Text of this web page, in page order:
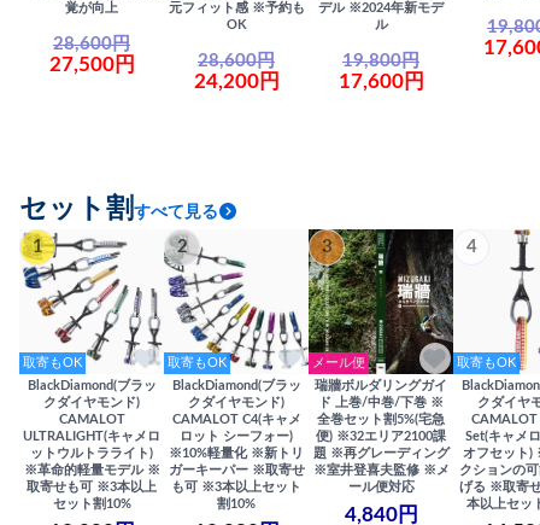
覚が向上
28,600円
27,500円
元フィット感 ※予約も
OK
28,600円
24,200円
デル ※2024年新モデ
ル
19,800円
17,600円
セット割 すべて見る
1
取寄もOK
BlackDiamond(ブラッ
クダイヤモンド)
CAMALOT
ULTRALIGHT(キャメロ
ットウルトラライト)
※革命的軽量モデル ※
取寄せも可 ※3本以上
セット割10%
2
取寄もOK
BlackDiamond(ブラッ
クダイヤモンド)
CAMALOT C4(キャメ
ロット シーフォー)
※10%軽量化 ※新トリ
ガーキーパー ※取寄せ
も可 ※3本以上セット
割10%
3
メール便
瑞牆ボルダリングガイ
ド 上巻/中巻/下巻 ※
全巻セット割5%(宅急
便) ※32エリア2100課
題 ※再グレーディング
※室井登喜夫監修 ※メ
ール便対応
4,840円
4
取寄もOK
クダイヤ
Set(キャメ
オフセット)
クションの
げる ※取寄
本以上セッ